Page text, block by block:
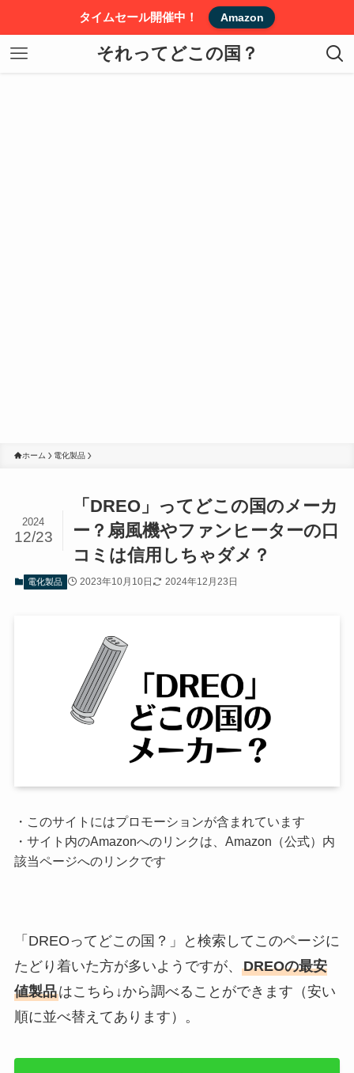
タイムセール開催中！ Amazon
それってどこの国？
ホーム 電化製品
「DREO」ってどこの国のメーカ
ー？扇風機やファンヒーターの口
コミは信用しちゃダメ？
2024
12/23
電化製品 2023年10月10日 2024年12月23日
・このサイトにはプロモーションが含まれています
・サイト内のAmazonへのリンクは、Amazon（公式）内
該当ページへのリンクです
「DREOってどこの国？」と検索してこのページに
たどり着いた方が多いようですが、 DREOの最安
値製品はこちら↓から調べることができます（安い
順に並べ替えてあります）。